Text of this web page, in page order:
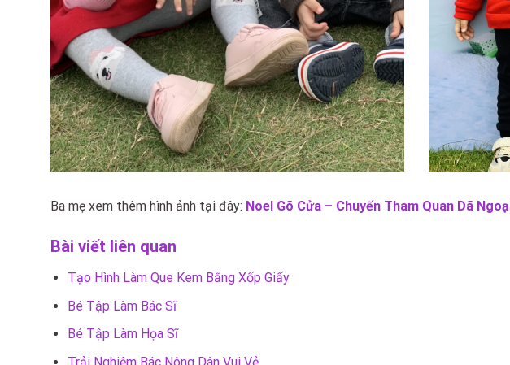
Ba mẹ xem thêm hình ảnh tại đây: Noel Gõ Cửa – Chuyến Tham Quan Dã
Bài viết liên quan
Tạo Hình Làm Que Kem Bằng Xốp Giấy
Bé Tập Làm Bác Sĩ
Bé Tập Làm Họa Sĩ